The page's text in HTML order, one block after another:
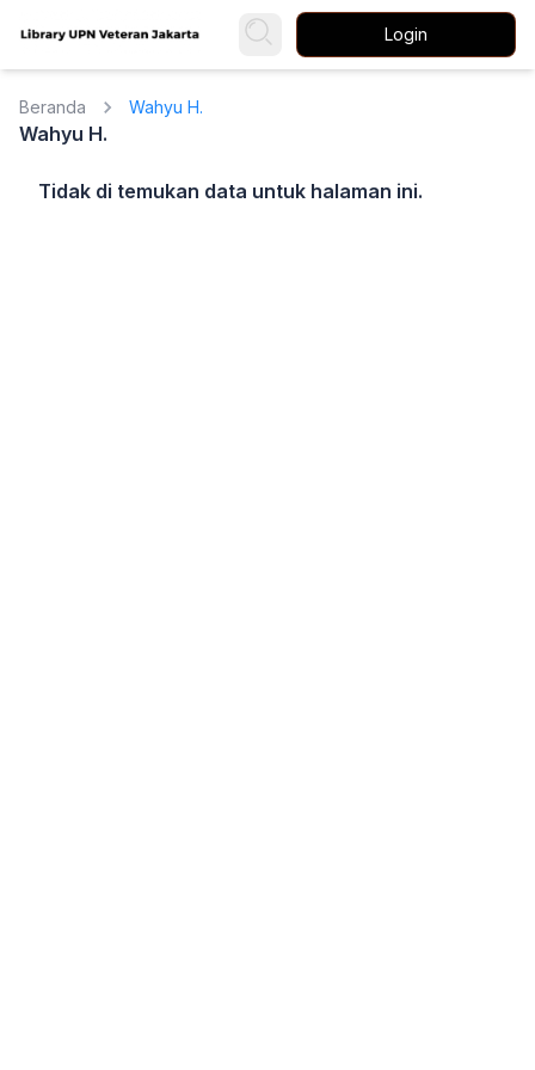
Login
Beranda Wahyu H.
Wahyu H.
Tidak di temukan data untuk halaman ini.